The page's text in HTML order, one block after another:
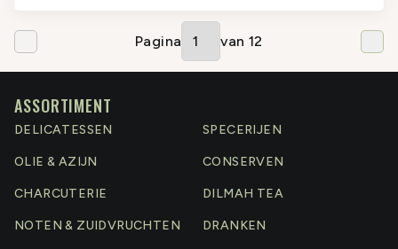
Pagina van 12
ASSORTIMENT
DELICATESSEN SPECERIJEN
OLIE & AZIJN CONSERVEN
CHARCUTERIE DILMAH TEA
NOTEN & ZUIDVRUCHTEN DRANKEN